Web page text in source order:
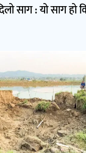
साग : यो साग हो